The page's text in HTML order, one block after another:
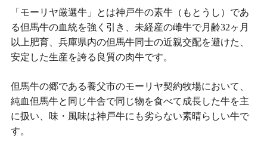
「モーリヤ厳選牛」とは神戸牛の素牛（もとうし）であ
る但馬牛の血統を強く引き、未経産の雌牛で月齢32ヶ月
以上肥育、兵庫県内の但馬牛同士の近親交配を避けた、
安定した生産を誇る良質の肉牛です。
但馬牛の郷である養父市のモーリヤ契約牧場において、
純血但馬牛と同じ牛舎で同じ物を食べて成長した牛を主
に扱い、味・風味は神戸牛にも劣らない素晴らしい牛で
す。